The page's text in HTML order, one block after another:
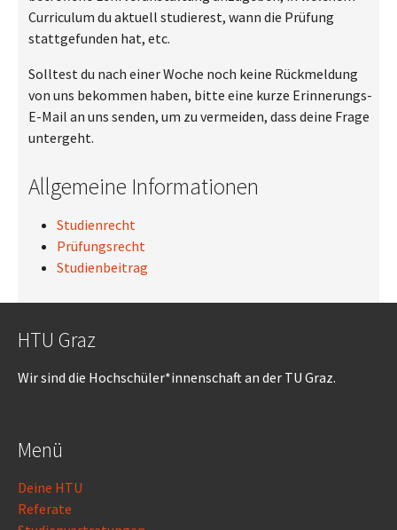
Curriculum du aktuell studierest, wann die Prüfung
stattgefunden hat, etc.
Solltest du nach einer Woche noch keine Rückmeldung
von uns bekommen haben, bitte eine kurze Erinnerungs-
E-Mail an uns senden, um zu vermeiden, dass deine Frage
untergeht.
Allgemeine Informationen
Studienrecht
Prüfungsrecht
Studienbeitrag
HTU Graz
Wir sind die Hochschüler*innenschaft an der TU Graz.
Menü
Deine HTU
Referate